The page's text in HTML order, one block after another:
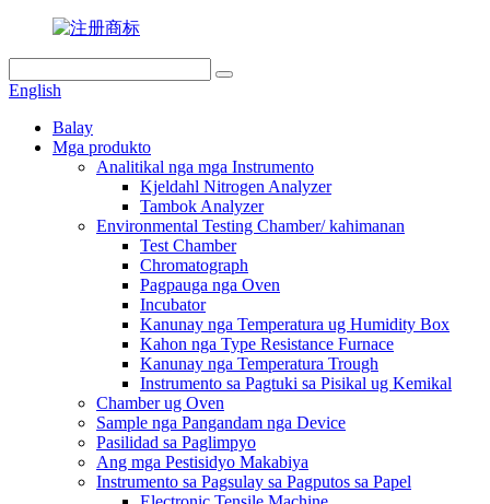
English
Balay
Mga produkto
Analitikal nga mga Instrumento
Kjeldahl Nitrogen Analyzer
Tambok Analyzer
Environmental Testing Chamber/ kahimanan
Test Chamber
Chromatograph
Pagpauga nga Oven
Incubator
Kanunay nga Temperatura ug Humidity Box
Kahon nga Type Resistance Furnace
Kanunay nga Temperatura Trough
Instrumento sa Pagtuki sa Pisikal ug Kemikal
Chamber ug Oven
Sample nga Pangandam nga Device
Pasilidad sa Paglimpyo
Ang mga Pestisidyo Makabiya
Instrumento sa Pagsulay sa Pagputos sa Papel